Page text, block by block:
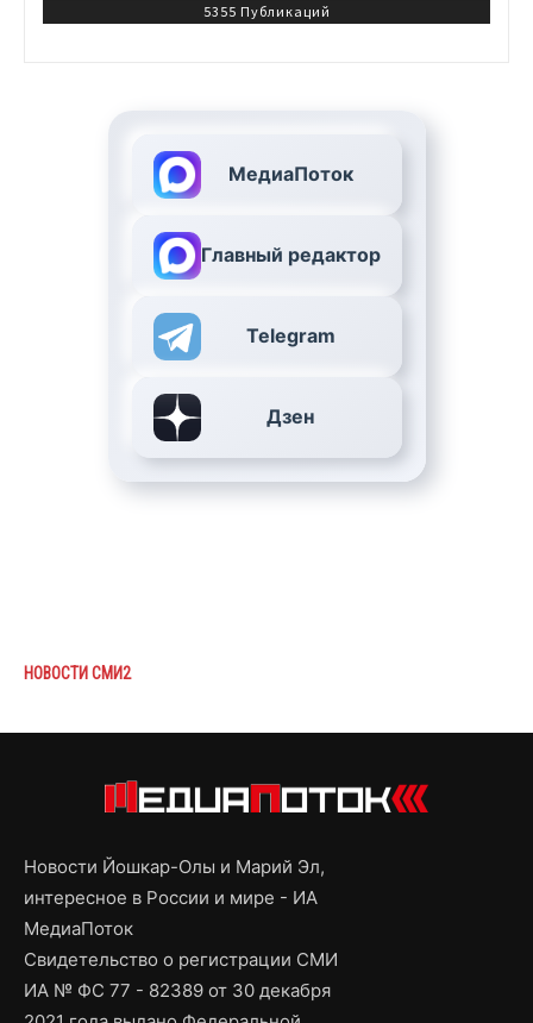
5355 Публикаций
МедиаПоток
Главный редактор
Telegram
Дзен
НОВОСТИ СМИ2
Новости Йошкар-Олы и Марий Эл,
интересное в России и мире - ИА
МедиаПоток
Свидетельство о регистрации СМИ
ИА № ФС 77 - 82389 от 30 декабря